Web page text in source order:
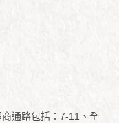
商通路包括：7-11、全